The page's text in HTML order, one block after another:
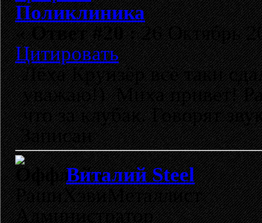
Поликлиника
«Ответ #20 :26 Октябрь
Цитировать
Лёха Круизёр всё таки
уважаю!) Миха привет!
что за клубак. Говорят
Записан
Виталий Steel
РашнХэвиМеталлист
Администратор